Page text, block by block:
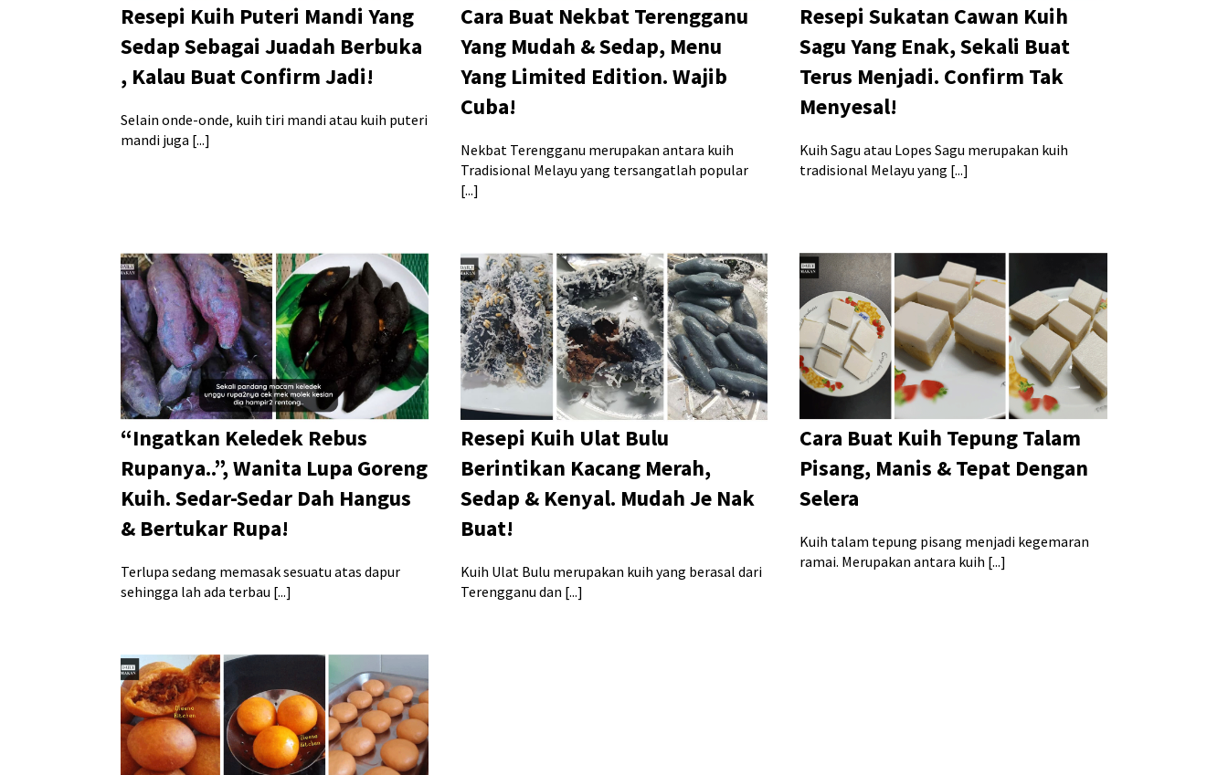
Resepi Kuih Puteri Mandi Yang
Sedap Sebagai Juadah Berbuka
, Kalau Buat Confirm Jadi!
Selain onde-onde, kuih tiri mandi atau kuih puteri
mandi juga [...]
Cara Buat Nekbat Terengganu
Yang Mudah & Sedap, Menu
Yang Limited Edition. Wajib
Cuba!
Nekbat Terengganu merupakan antara kuih
Tradisional Melayu yang tersangatlah popular
[...]
Resepi Sukatan Cawan Kuih
Sagu Yang Enak, Sekali Buat
Terus Menjadi. Confirm Tak
Menyesal!
Kuih Sagu atau Lopes Sagu merupakan kuih
tradisional Melayu yang [...]
“Ingatkan Keledek Rebus
Rupanya..”, Wanita Lupa Goreng
Kuih. Sedar-Sedar Dah Hangus
& Bertukar Rupa!
Terlupa sedang memasak sesuatu atas dapur
sehingga lah ada terbau [...]
Resepi Kuih Ulat Bulu
Berintikan Kacang Merah,
Sedap & Kenyal. Mudah Je Nak
Buat!
Kuih Ulat Bulu merupakan kuih yang berasal dari
Terengganu dan [...]
Cara Buat Kuih Tepung Talam
Pisang, Manis & Tepat Dengan
Selera
Kuih talam tepung pisang menjadi kegemaran
ramai. Merupakan antara kuih [...]